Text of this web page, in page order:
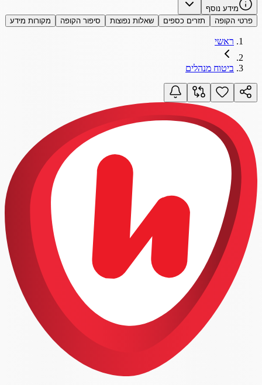
מידע נוסף
פרטי הקופה
תזרים כספים שאלות נפוצות סיפור הקופה מקורות מידע
ראשי
ביטוח מנהלים